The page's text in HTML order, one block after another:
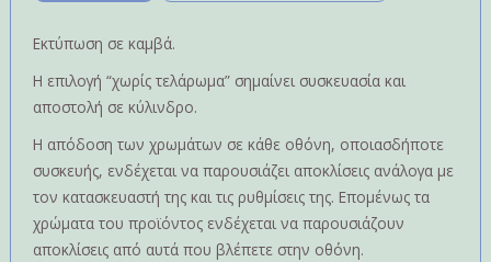
Εκτύπωση σε καμβά.
Η επιλογή “χωρίς τελάρωμα” σημαίνει συσκευασία και
αποστολή σε κύλινδρο.
Η απόδοση των χρωμάτων σε κάθε οθόνη, οποιασδήποτε
συσκευής, ενδέχεται να παρουσιάζει αποκλίσεις ανάλογα με
τον κατασκευαστή της και τις ρυθμίσεις της. Επομένως τα
χρώματα του προϊόντος ενδέχεται να παρουσιάζουν
αποκλίσεις από αυτά που βλέπετε στην οθόνη.